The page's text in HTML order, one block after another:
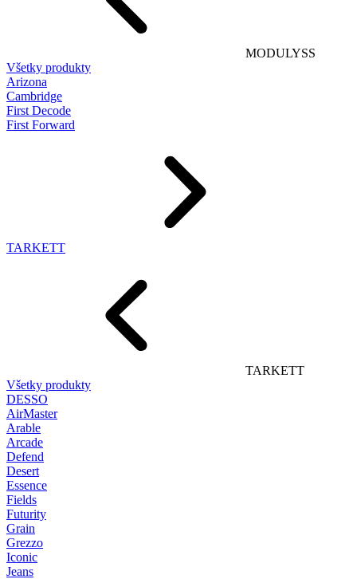
MODULYSS
Všetky produkty
Arizona
Cambridge
First Decode
First Forward
TARKETT
TARKETT
Všetky produkty
DESSO
AirMaster
Arable
Arcade
Defend
Desert
Essence
Fields
Futurity
Grain
Grezzo
Iconic
Jeans